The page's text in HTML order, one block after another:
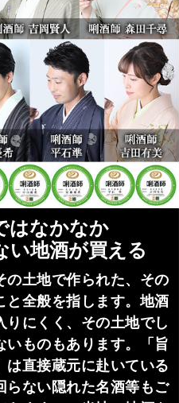
はなかなか
い地酒が買える
の土地で作られた、その
と全般を指します。地酒
りにくく、その土地でし
いものもあります。「旨
は直接蔵元に赴いている
らない隠れた名酒等もご